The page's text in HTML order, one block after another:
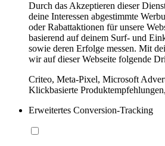
Durch das Akzeptieren dieser
deine Interessen abgestimmte
oder Rabattaktionen für unsere
basierend auf deinem Surf- und
sowie deren Erfolge messen. Mit
wir auf dieser Webseite folgende
Criteo, Meta-Pixel, Microsoft
Klickbasierte
Erweitertes Conversion-Tracking